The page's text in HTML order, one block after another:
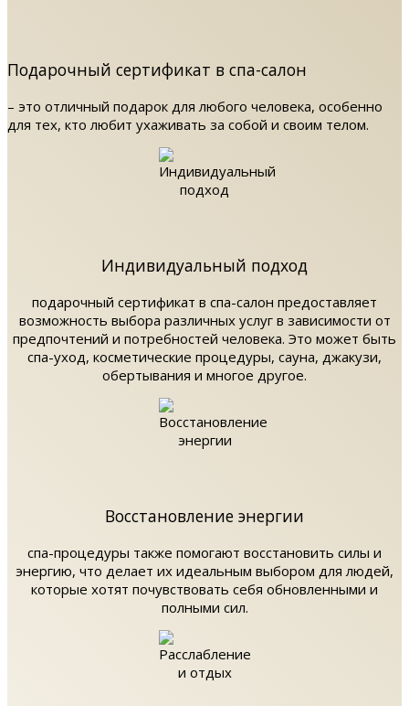
Подарочный сертификат в спа-салон
– это отличный подарок для любого человека, особенно
для тех, кто любит ухаживать за собой и своим телом.
Индивидуальный подход
подарочный сертификат в спа-салон предоставляет
возможность выбора различных услуг в зависимости от
предпочтений и потребностей человека. Это может быть
спа-уход, косметические процедуры, сауна, джакузи,
обертывания и многое другое.
Восстановление энергии
спа-процедуры также помогают восстановить силы и
энергию, что делает их идеальным выбором для людей,
которые хотят почувствовать себя обновленными и
полными сил.